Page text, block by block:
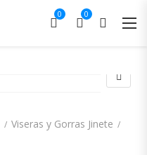
0 0
Viseras y Gorras Jinete